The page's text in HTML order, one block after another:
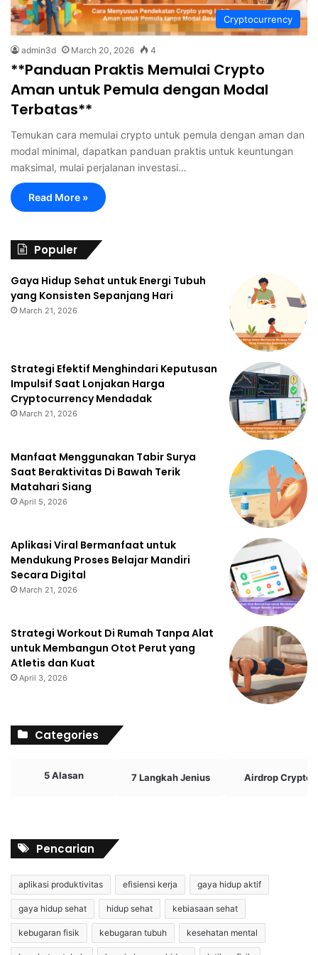
Cryptocurrency
admin3d March 20, 2026 4
**Panduan Praktis Memulai Crypto
Aman untuk Pemula dengan Modal
Terbatas**
Temukan cara memulai crypto untuk pemula dengan aman dan
modal minimal, dapatkan panduan praktis untuk keuntungan
maksimal, mulai perjalanan investasi…
Read More »
Populer
Gaya Hidup Sehat untuk Energi Tubuh
yang Konsisten Sepanjang Hari
March 21, 2026
Strategi Efektif Menghindari Keputusan
Impulsif Saat Lonjakan Harga
Cryptocurrency Mendadak
March 21, 2026
Manfaat Menggunakan Tabir Surya
Saat Beraktivitas Di Bawah Terik
Matahari Siang
April 5, 2026
Aplikasi Viral Bermanfaat untuk
Mendukung Proses Belajar Mandiri
Secara Digital
March 21, 2026
Strategi Workout Di Rumah Tanpa Alat
untuk Membangun Otot Perut yang
Atletis dan Kuat
April 3, 2026
Categories
5 Alasan 7 Langkah Jenius Airdrop Crypto
Pencarian
aplikasi produktivitas efisiensi kerja gaya hidup aktif
gaya hidup sehat hidup sehat kebiasaan sehat
kebugaran fisik kebugaran tubuh kesehatan mental